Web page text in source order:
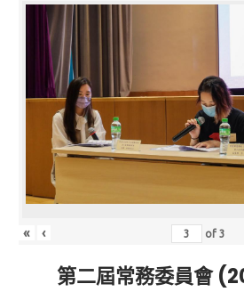
« ‹ of3
第二屆常務委員會